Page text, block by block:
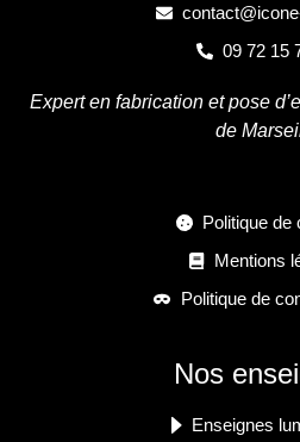
09 72 15
Expert en fabrication et pose
de
Politique de
Mentions
Politique de
Nos
Enseignes